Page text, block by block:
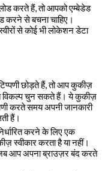
करते हैं, तो आपको एम्बेडेड
करने से बचना चाहिए।
से कोई भी लोकेशन डेटा
छोड़ते हैं, तो आप कुकीज़
विकल्प चुन सकते हैं। ये कुकीज़
करते समय अपनी जानकारी
हैं।
करने के लिए एक
स्वीकार करता है या नहीं।
आप अपना ब्राउज़र बंद करते